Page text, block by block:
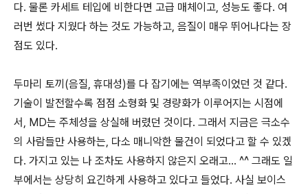
다. 물론 카세트 테입에 비한다면 고급 매체이고, 성능도 좋다. 여
러번 썼다 지웠다 하는 것도 가능하고, 음질이 매우 뛰어나다는 장
점도 있다.
두마리 토끼(음질, 휴대성)를 다 잡기에는 역부족이었던 것 같다.
기술이 발전할수록 점점 소형화 및 경량화가 이루어지는 시점에
서, MD는 주체성을 상실해 버렸던 것이다. 그래서 지금은 극소수
의 사람들만 사용하는, 다소 매니악한 물건이 되었다고 할 수 있겠
다. 가지고 있는 나 조차도 사용하지 않은지 오래고... ^^ 그래도 일
부에서는 상당히 요긴하게 사용하고 있다고 들었다. 사실 보이스